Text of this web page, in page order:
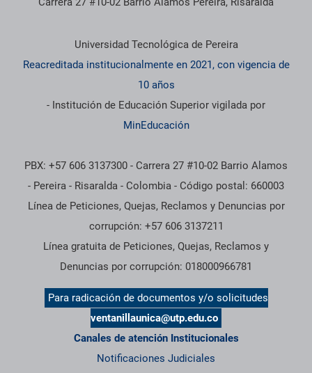
Información institucional
Universidad Tecnológica de Pereira
Reacreditada institucionalmente en 2021, con vigencia de
10 años
- Institución de Educación Superior vigilada por
MinEducación
PBX: +57 606 3137300 - Carrera 27 #10-02 Barrio Alamos
- Pereira - Risaralda - Colombia - Código postal: 660003
Línea de Peticiones, Quejas, Reclamos y Denuncias por
corrupción: +57 606 3137211
Línea gratuita de Peticiones, Quejas, Reclamos y
Denuncias por corrupción: 018000966781
Para radicación de documentos y/o solicitudes
ventanillaunica@utp.edu.co
Canales de atención Institucionales
Notificaciones Judiciales